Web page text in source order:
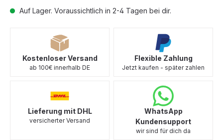
Auf Lager. Voraussichtlich in 2-4 Tagen bei dir.
Kostenloser Versand
ab 100€ innerhalb DE
Flexible Zahlung
Jetzt kaufen - später zahlen
Lieferung mit DHL
versicherter Versand
WhatsApp
Kundensupport
wir sind für dich da